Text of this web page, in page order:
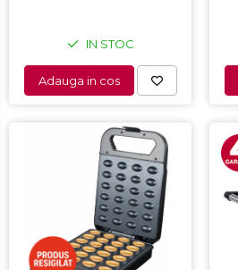
IN STOC
Adauga in cos